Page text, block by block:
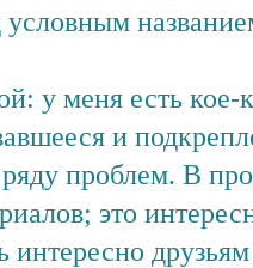
условным
у меня есть кое-
и
проблем. В
это
интересно